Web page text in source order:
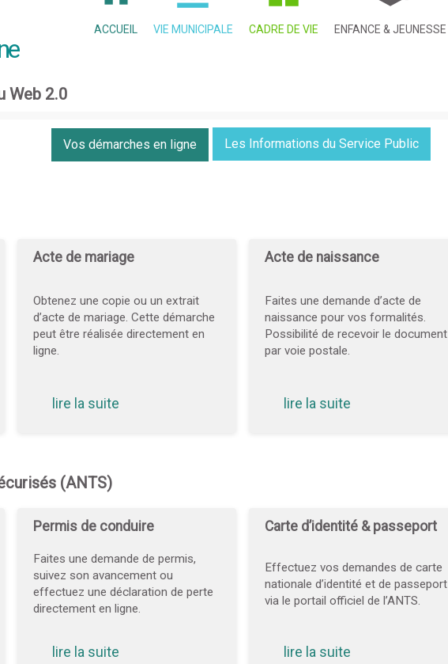
ACCUEIL VIE MUNICIPALE CADRE DE VIE ENFANCE & JEUNESSE
Web 2.0
Vos démarches en ligne Les Informations du Service Public
Acte de mariage
Obtenez une copie ou un extrait
d’acte de mariage. Cette démarche
peut être réalisée directement en
ligne.
lire la suite
Acte de naissance
Faites une demande d’acte de
naissance pour vos formalités.
Possibilité de recevoir le document
par voie postale.
lire la suite
(ANTS)
Permis de conduire
Faites une demande de permis,
suivez son avancement ou
effectuez une déclaration de perte
directement en ligne.
lire la suite
Carte d’identité & passeport
Effectuez vos demandes de carte
nationale d’identité et de passeport
via le portail officiel de l’ANTS.
lire la suite